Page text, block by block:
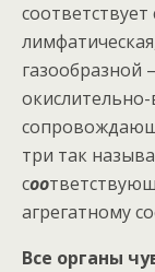
газообразной
три так
соо
агрегатному
Все органы